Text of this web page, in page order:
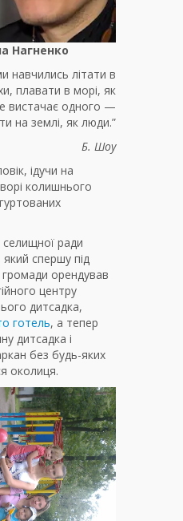
Нагненко
навчились літати в
плавати в морі, як
вистачає одного —
на землі, як люди.”
Б. Шоу
ідучи на
колишнього
ради
спершу під
громади орендував
центру
дитсадка,
готель, а тепер
дитсадка і
без будь-яких
околиця.